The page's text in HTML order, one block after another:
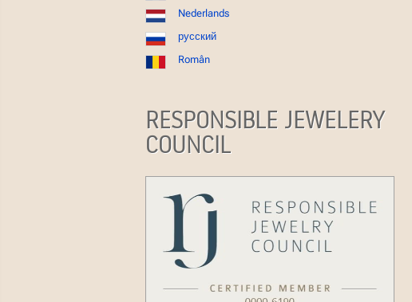
Nederlands
русский
Român
RESPONSIBLE JEWELERY
COUNCIL